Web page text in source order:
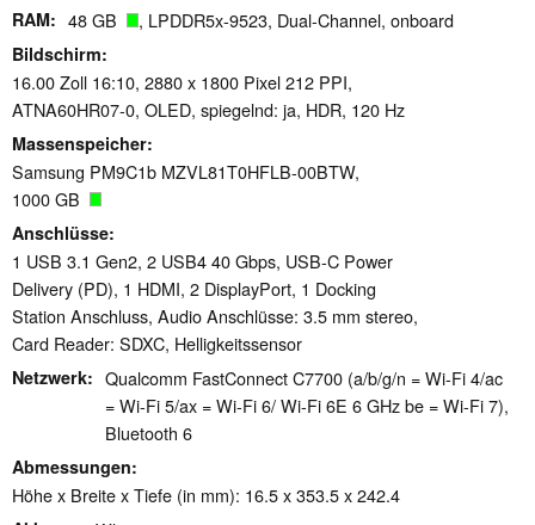
RAM 48 GB , LPDDR5x-9523, Dual-Channel, onboard
Bildschirm
16.00 Zoll 16:10, 2880 x 1800 Pixel 212 PPI,
ATNA60HR07-0, OLED, spiegelnd: ja, HDR, 120 Hz
Massenspeicher
Samsung PM9C1b MZVL81T0HFLB-00BTW,
1000 GB
Anschlüsse
1 USB 3.1 Gen2, 2 USB4 40 Gbps, USB-C Power
Delivery (PD), 1 HDMI, 2 DisplayPort, 1 Docking
Station Anschluss, Audio Anschlüsse: 3.5 mm stereo,
Card Reader: SDXC, Helligkeitssensor
Netzwerk
Qualcomm FastConnect C7700 (a/b/g/n = Wi-Fi 4/ac
= Wi-Fi 5/ax = Wi-Fi 6/ Wi-Fi 6E 6 GHz be = Wi-Fi 7),
Bluetooth 6
Abmessungen
Höhe x Breite x Tiefe (in mm): 16.5 x 353.5 x 242.4